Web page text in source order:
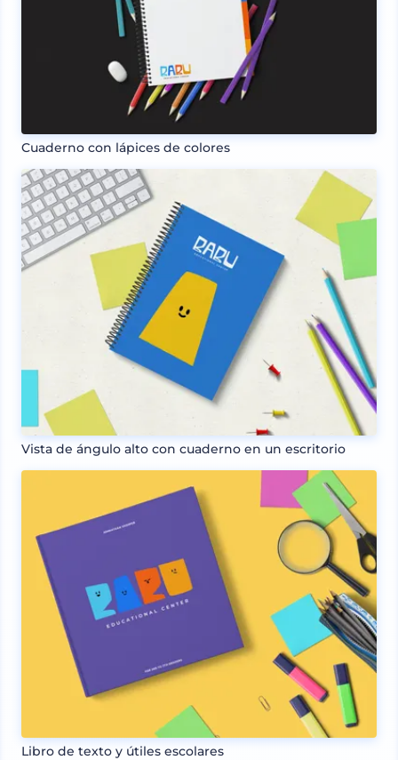
Cuaderno con lápices de colores
Vista de ángulo alto con cuaderno en un escritorio
Libro de texto y útiles escolares